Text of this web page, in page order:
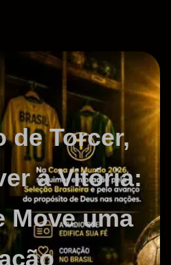
de Torcer,
a Vitória:
Move uma